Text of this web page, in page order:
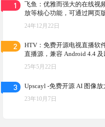
1
飞鱼：优雅而强大的在线视
放等核心功能，可通过网页
24年12月22日
2
HTV：免费开源电视直播软
直播源，兼容 Android 4.4
25年5月22日
3 Upscayl -免费开源 AI 图像放
23年10月7日